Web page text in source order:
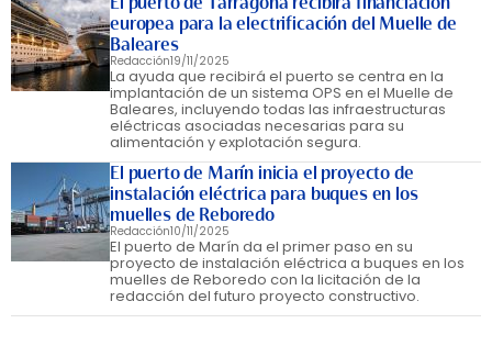
europea para la electrificación del Muelle de
Baleares
Redacción19/11/2025
La ayuda que recibirá el puerto se centra en la
implantación de un sistema OPS en el Muelle de
Baleares, incluyendo todas las infraestructuras
eléctricas asociadas necesarias para su
alimentación y explotación segura.
El puerto de Marín inicia el proyecto de
instalación eléctrica para buques en los
muelles de Reboredo
Redacción10/11/2025
El puerto de Marín da el primer paso en su
proyecto de instalación eléctrica a buques en los
muelles de Reboredo con la licitación de la
redacción del futuro proyecto constructivo.